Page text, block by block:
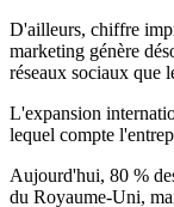
D'ailleurs, chiffre
marketing génère
réseaux sociaux que
L'expansion
lequel compte
Aujourd'hui, 80 %
du Royaume-Uni,